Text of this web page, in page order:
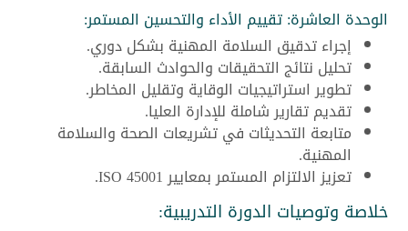
الوحدة العاشرة: تقييم الأداء والتحسين المستمر:
إجراء تدقيق السلامة المهنية بشكل دوري.
تحليل نتائج التحقيقات والحوادث السابقة.
تطوير استراتيجيات الوقاية وتقليل المخاطر.
تقديم تقارير شاملة للإدارة العليا.
متابعة التحديثات في تشريعات الصحة والسلامة
المهنية.
تعزيز الالتزام المستمر بمعايير ISO 45001.
خلاصة وتوصيات الدورة التدريبية: